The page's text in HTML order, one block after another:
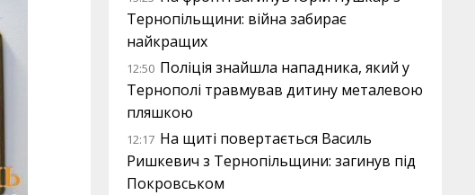
Тернопільщини: війна забирає
найкращих
12:50 Поліція знайшла нападника, який у
Тернополі травмував дитину металевою
пляшкою
12:17 На щиті повертається Василь
Ришкевич з Тернопільщини: загинув під
Покровськом